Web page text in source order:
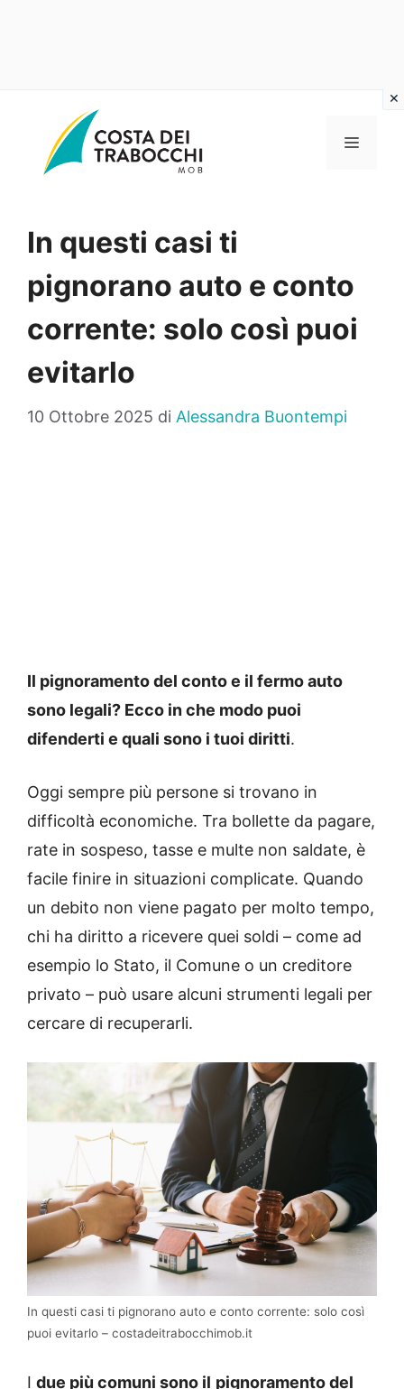
contenuto
MENU
In questi casi ti
pignorano auto e conto
corrente: solo così puoi
evitarlo
10 Ottobre 2025 di Alessandra Buontempi
Il pignoramento del conto e il fermo auto
sono legali? Ecco in che modo puoi
difenderti e quali sono i tuoi diritti.
Oggi sempre più persone si trovano in
difficoltà economiche. Tra bollette da pagare,
rate in sospeso, tasse e multe non saldate, è
facile finire in situazioni complicate. Quando
un debito non viene pagato per molto tempo,
chi ha diritto a ricevere quei soldi – come ad
esempio lo Stato, il Comune o un creditore
privato – può usare alcuni strumenti legali per
cercare di recuperarli.
In questi casi ti pignorano auto e conto corrente: solo così
puoi evitarlo – costadeitrabocchimob.it
I due più comuni sono il pignoramento del